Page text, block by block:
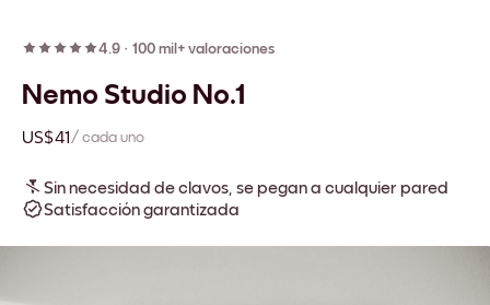
4.9 · 100 mil+ valoraciones
Nemo Studio No.1
US$41 / cada uno
Sin necesidad de clavos, se pegan a cualquier pared
Satisfacción garantizada